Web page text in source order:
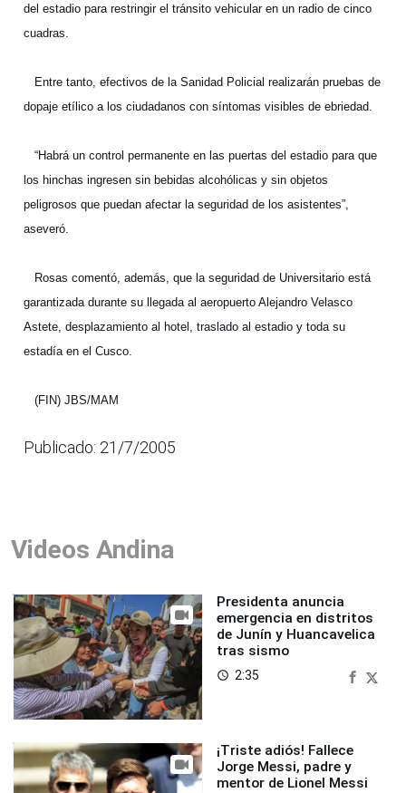
del estadio para restringir el tránsito vehicular en un radio de cinco
cuadras.
Entre tanto, efectivos de la Sanidad Policial realizarán pruebas de
dopaje etílico a los ciudadanos con síntomas visibles de ebriedad.
“Habrá un control permanente en las puertas del estadio para que
los hinchas ingresen sin bebidas alcohólicas y sin objetos
peligrosos que puedan afectar la seguridad de los asistentes”,
aseveró.
Rosas comentó, además, que la seguridad de Universitario está
garantizada durante su llegada al aeropuerto Alejandro Velasco
Astete, desplazamiento al hotel, traslado al estadio y toda su
estadía en el Cusco.
(FIN) JBS/MAM
Publicado: 21/7/2005
Videos Andina
Presidenta anuncia
emergencia en distritos
de Junín y Huancavelica
tras sismo
access_time 2:35
¡Triste adiós! Fallece
Jorge Messi, padre y
mentor de Lionel Messi